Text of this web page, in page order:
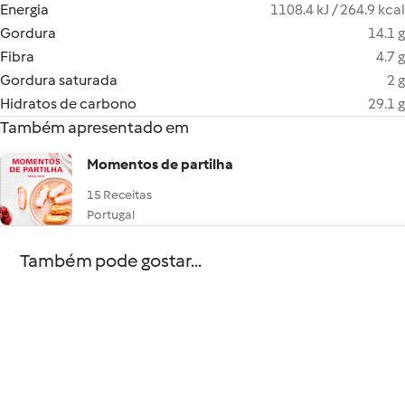
Energia
1108.4 kJ / 264.9 kcal
Gordura
14.1 g
Fibra
4.7 g
Gordura saturada
2 g
Hidratos de carbono
29.1 g
Também apresentado em
Momentos de partilha
15 Receitas
Portugal
Também pode gostar...